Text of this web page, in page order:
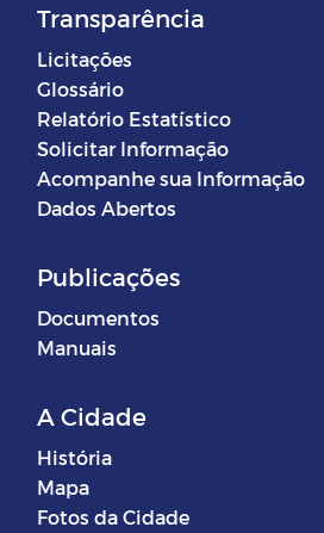
Transparência
Licitações
Glossário
Relatório Estatístico
Solicitar Informação
Acompanhe sua Informação
Dados Abertos
Publicações
Documentos
Manuais
A Cidade
História
Mapa
Fotos da Cidade